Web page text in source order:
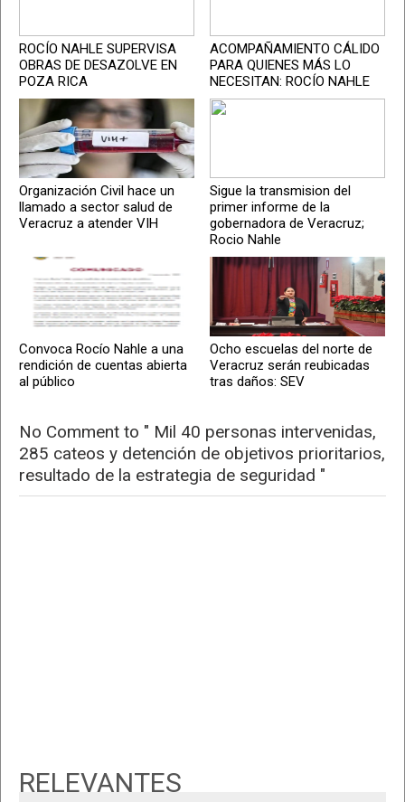
ROCÍO NAHLE SUPERVISA
OBRAS DE DESAZOLVE EN
POZA RICA
ACOMPAÑAMIENTO CÁLIDO
PARA QUIENES MÁS LO
NECESITAN: ROCÍO NAHLE
Organización Civil hace un
llamado a sector salud de
Veracruz a atender VIH
Sigue la transmision del
primer informe de la
gobernadora de Veracruz;
Rocio Nahle
Convoca Rocío Nahle a una
rendición de cuentas abierta
al público
Ocho escuelas del norte de
Veracruz serán reubicadas
tras daños: SEV
No Comment to " Mil 40 personas intervenidas,
285 cateos y detención de objetivos prioritarios,
resultado de la estrategia de seguridad "
RELEVANTES